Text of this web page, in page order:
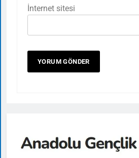
İnternet sitesi